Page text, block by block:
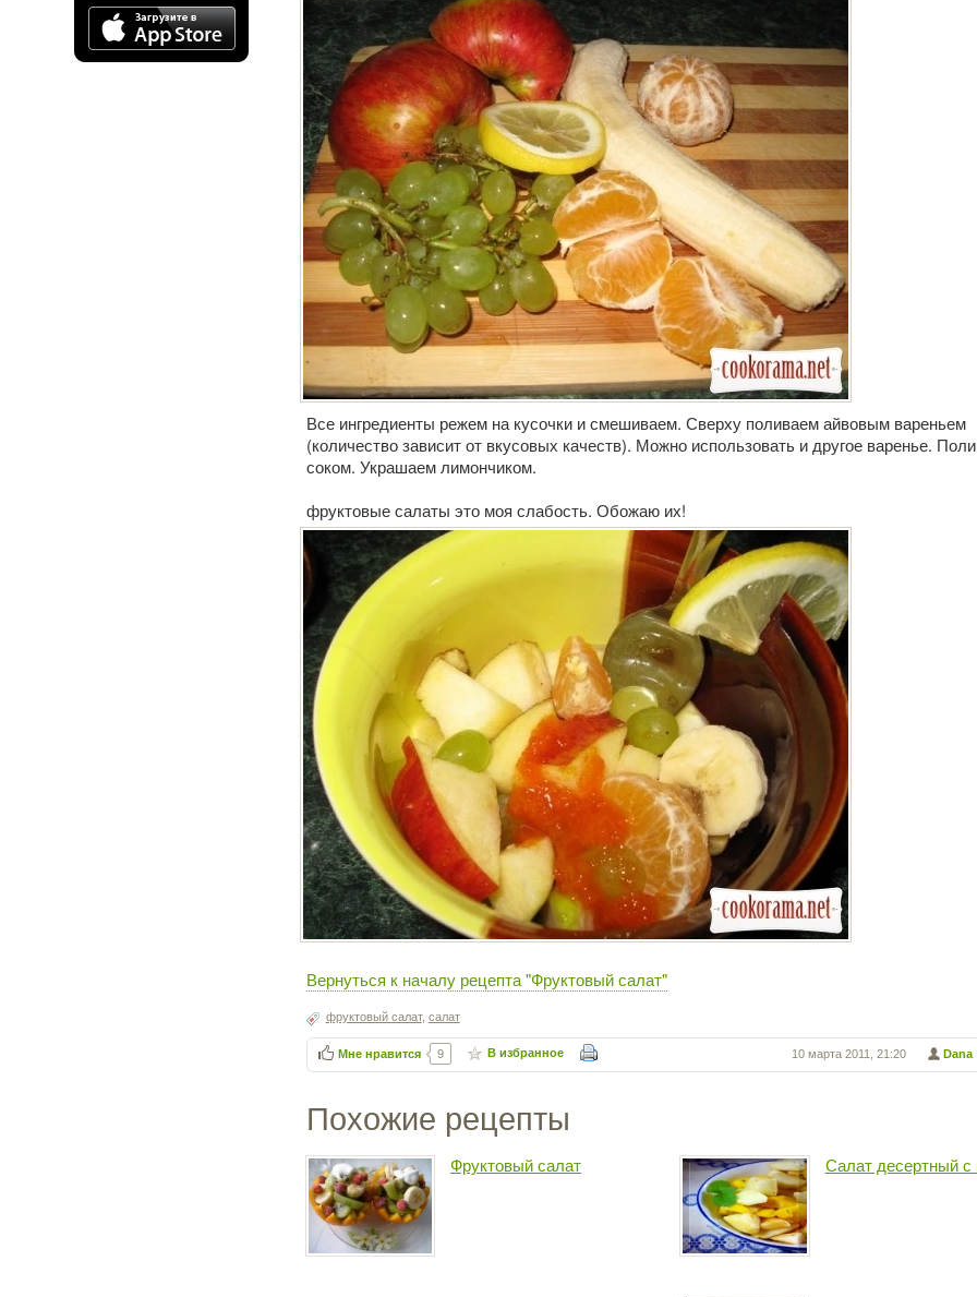
Все ингредиенты режем на кусочки и смешиваем. Сверху поливаем айвовым вареньем
(количество зависит от вкусовых качеств). Можно использовать и другое варенье.
соком. Украшаем лимончиком.
фруктовые салаты это моя слабость. Обожаю их!
Вернуться к началу рецепта "Фруктовый салат"
фруктовый салат, салат
Dana
10 марта 2011, 21:20
Мне нравится 9 В избранное
Похожие рецепты
Фруктовый салат Салат десертный с